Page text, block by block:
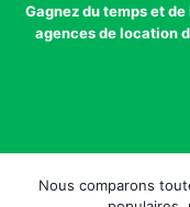
Gagnez du temps et
agences de location
Nous comparons